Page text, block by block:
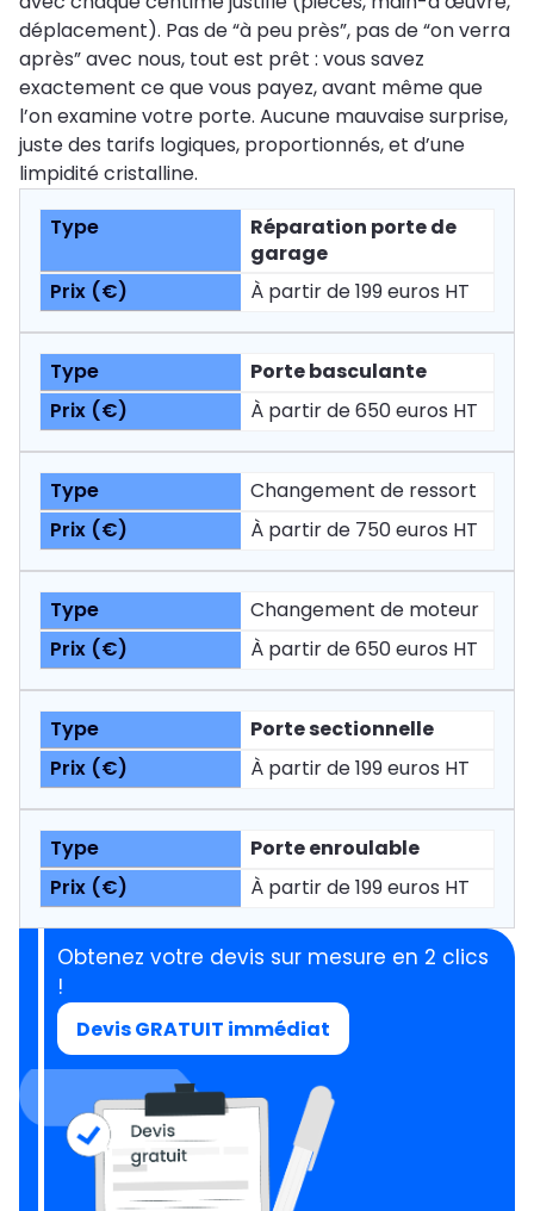
déplacement). Pas de “à peu près”, pas de “on verra
après” avec nous, tout est prêt : vous savez
exactement ce que vous payez, avant même que
l’on examine votre porte. Aucune mauvaise surprise,
juste des tarifs logiques, proportionnés, et d’une
limpidité cristalline.
Réparation porte de
garage
À partir de 199 euros HT
Porte basculante
À partir de 650 euros HT
Changement de ressort
À partir de 750 euros HT
Changement de moteur
À partir de 650 euros HT
Porte sectionnelle
À partir de 199 euros HT
Porte enroulable
À partir de 199 euros HT
Obtenez votre devis sur mesure en 2 clics
!
Devis GRATUIT immédiat